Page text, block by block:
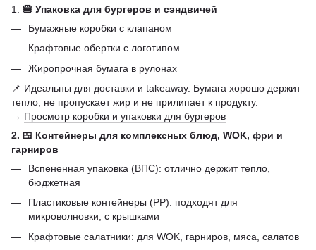
1. 🍔 Упаковка для бургеров и сэндвичей
Бумажные коробки с клапаном
Крафтовые обертки с логотипом
Жиропрочная бумага в рулонах
📌 Идеальны для доставки и takeaway. Бумага хорошо держит
тепло, не пропускает жир и не прилипает к продукту.
→ Просмотр коробки и упаковки для бургеров
2. 🍱 Контейнеры для комплексных блюд, WOK, фри и
гарниров
Вспененная упаковка (ВПС): отлично держит тепло,
бюджетная
Пластиковые контейнеры (РР): подходят для
микроволновки, с крышками
Крафтовые салатники: для WOK, гарниров, мяса, салатов